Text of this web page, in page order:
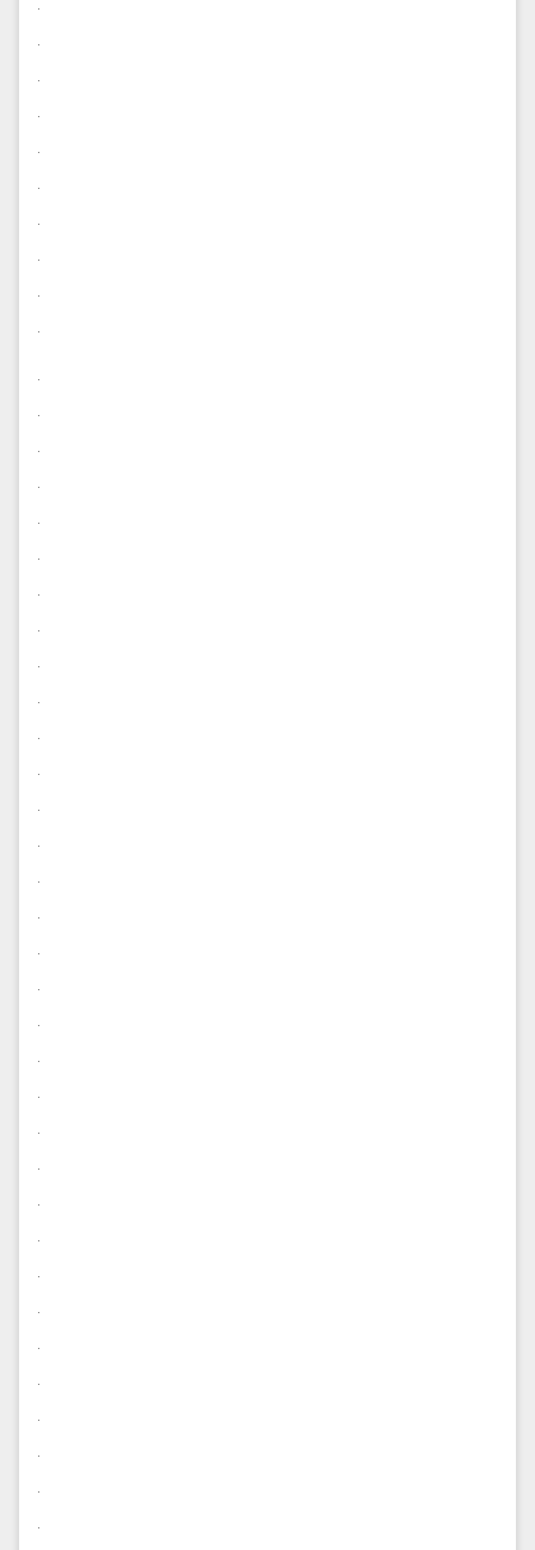
.
.
.
.
.
.
.
.
.
.
.
.
.
.
.
.
.
.
.
.
.
.
.
.
.
.
.
.
.
.
.
.
.
.
.
.
.
.
.
.
.
.
.